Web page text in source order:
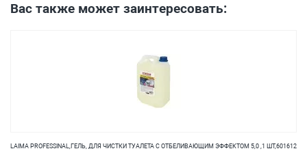
Вас также может заинтересовать:
LAIMA PROFESSINAL,ГЕЛЬ, ДЛЯ ЧИСТКИ ТУАЛЕТА С ОТБЕЛИВАЮЩИМ ЭФФЕКТОМ 5,0 ,1 ШТ,601612